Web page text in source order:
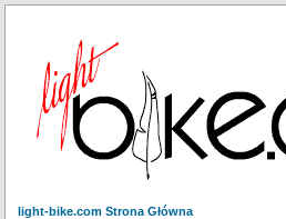
light-bike.com Strona Główna